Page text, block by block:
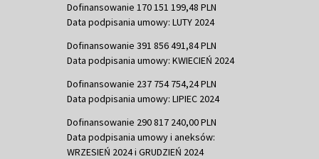
Dofinansowanie 170 151 199,48 PLN
Data podpisania umowy: LUTY 2024
Dofinansowanie 391 856 491,84 PLN
Data podpisania umowy: KWIECIEŃ 2024
Dofinansowanie 237 754 754,24 PLN
Data podpisania umowy: LIPIEC 2024
Dofinansowanie 290 817 240,00 PLN
Data podpisania umowy i aneksów:
WRZESIEŃ 2024 i GRUDZIEŃ 2024